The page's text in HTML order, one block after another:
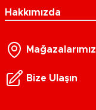
Hakkımızda
Mağazalarımız
Bize Ulaşın